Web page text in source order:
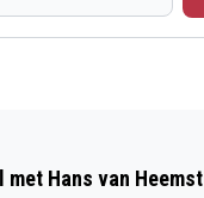
Hans van Heemst